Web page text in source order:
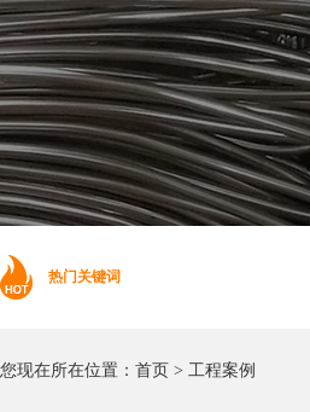
热门关键词
您现在所在位置： 首页 > 工程案例